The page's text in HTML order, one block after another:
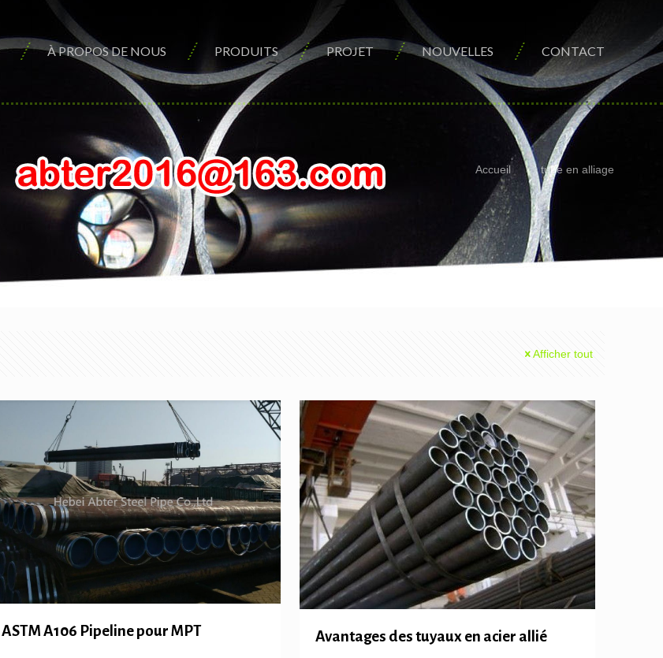
À PROPOS DE NOUS PRODUITS PROJET NOUVELLES CONTACT
Accueil tube en alliage
Afficher tout
ASTM A106 Pipeline pour MPT Avantages des tuyaux en acier allié